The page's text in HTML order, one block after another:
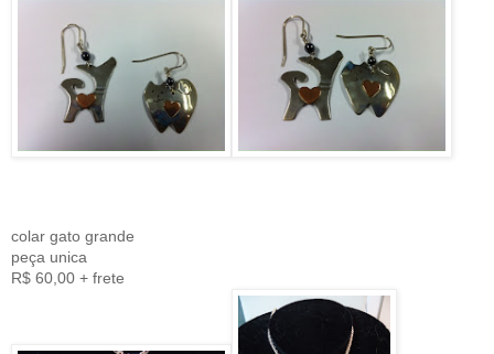
colar gato grande
peça unica
R$ 60,00 + frete